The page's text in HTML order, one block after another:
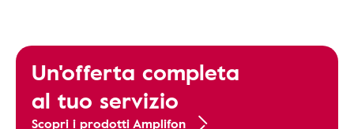
Un'offerta completa
al tuo servizio
Scopri i prodotti Amplifon